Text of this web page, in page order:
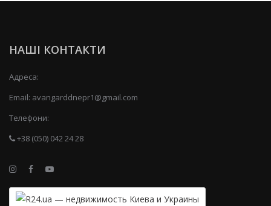
НАШІ КОНТАКТИ
Адреса:
Email: avangarddnepr1@gmail.com
Телефони:
+38 (050) 042 24 28